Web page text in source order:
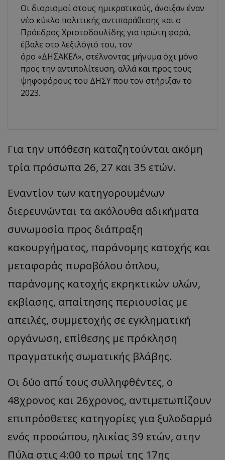
Οι διορισμοί στους ημικρατικούς, άνοιξαν έναν
νέο κύκλο πολιτικής αντιπαράθεσης και ο
Πρόεδρος Χριστοδουλίδης για πρώτη φορά,
έβαλε στο λεξιλόγιό του, τον
όρο «ΔΗΣΑΚΕΛ», στέλνοντας μήνυμα όχι μόνο
προς την αντιπολίτευση, αλλά και προς τους
ψηφοφόρους του ΔΗΣΥ που τον στήριξαν το
2023.
Για την υπόθεση καταζητούνται ακόμη
τρία πρόσωπα 26, 27 και 35 ετών.
Εναντίον των κατηγορουμένων
διερευνώνται τα ακόλουθα αδικήματα
συνωμοσία προς διάπραξη
κακουργήματος, παράνομης κατοχής και
μεταφοράς πυροβόλου όπλου,
παράνομης κατοχής εκρηκτικών υλών,
εκβίασης, απαίτησης περιουσίας με
απειλές, συμμετοχής σε εγκληματική
οργάνωση, επίθεσης με πρόκληση
πραγματικής σωματικής βλάβης.
Οι δύο από́ τους συλληφθέντες, ο
48χρονος και 26χρονος, αντιμετωπίζουν
επιπρόσθετες κατηγορίες για ξυλοδαρμό
ενός προσώπου, ηλικίας 39 ετών, στην
Πύλα στις 4:00 το πρωί της 17ης